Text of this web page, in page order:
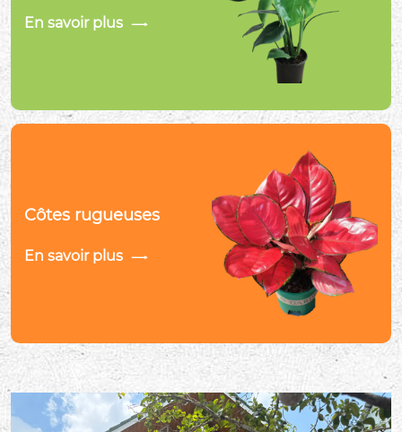
En savoir plus 
Côtes rugueuses
En savoir plus 